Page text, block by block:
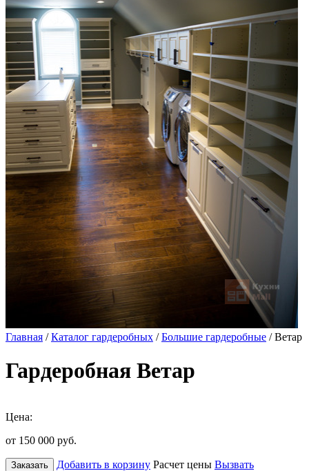
Главная /Каталог гардеробных /Большие гардеробные / Ветар
Гардеробная Ветар
Цена:
от 150 000 руб.
Заказать Добавить в корзину Расчет цены Вызвать